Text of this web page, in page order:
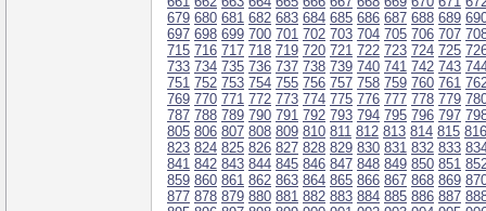
679 680 681 682 683 684 685 686 687 688 689
697 698 699 700 701 702 703 704 705 706 707
715 716 717 718 719 720 721 722 723 724 725
733 734 735 736 737 738 739 740 741 742 743
751 752 753 754 755 756 757 758 759 760 761
769 770 771 772 773 774 775 776 777 778 779
787 788 789 790 791 792 793 794 795 796 797
805 806 807 808 809 810 811 812 813 814 815 816
823 824 825 826 827 828 829 830 831 832 833
841 842 843 844 845 846 847 848 849 850 851
859 860 861 862 863 864 865 866 867 868 869
877 878 879 880 881 882 883 884 885 886 887